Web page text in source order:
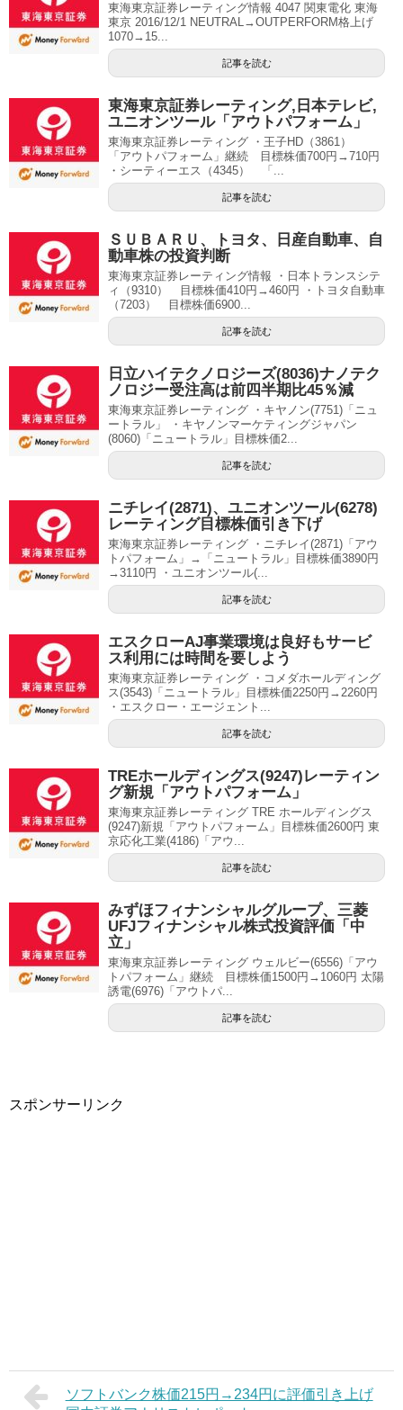
東海東京証券レーティング情報 4047 関東電化 東海
東京 2016/12/1 NEUTRAL→OUTPERFORM格上げ
1070→15...
記事を読む
東海東京証券レーティング,日本テレビ,
ユニオンツール「アウトパフォーム」
東海東京証券レーティング ・王子HD（3861）
「アウトパフォーム」継続 目標株価700円→710円
・シーティーエス（4345） 「...
記事を読む
ＳＵＢＡＲＵ、トヨタ、日産自動車、自
動車株の投資判断
東海東京証券レーティング情報 ・日本トランスシテ
ィ（9310） 目標株価410円→460円 ・トヨタ自動車
（7203） 目標株価6900...
記事を読む
日立ハイテクノロジーズ(8036)ナノテク
ノロジー受注高は前四半期比45％減
東海東京証券レーティング ・キヤノン(7751)「ニュ
ートラル」 ・キヤノンマーケティングジャパン
(8060)「ニュートラル」目標株価2...
記事を読む
ニチレイ(2871)、ユニオンツール(6278)
レーティング目標株価引き下げ
東海東京証券レーティング ・ニチレイ(2871)「アウ
トパフォーム」→「ニュートラル」目標株価3890円
→3110円 ・ユニオンツール(...
記事を読む
エスクローAJ事業環境は良好もサービ
ス利用には時間を要しよう
東海東京証券レーティング ・コメダホールディング
ス(3543)「ニュートラル」目標株価2250円→2260円
・エスクロー・エージェント...
記事を読む
TREホールディングス(9247)レーティン
グ新規「アウトパフォーム」
東海東京証券レーティング TRE ホールディングス
(9247)新規「アウトパフォーム」目標株価2600円 東
京応化工業(4186)「アウ...
記事を読む
みずほフィナンシャルグループ、三菱
UFJフィナンシャル株式投資評価「中
立」
東海東京証券レーティング ウェルビー(6556)「アウ
トパフォーム」継続 目標株価1500円→1060円 太陽
誘電(6976)「アウトパ...
記事を読む
スポンサーリンク
ソフトバンク株価215円→234円に評価引き上げ